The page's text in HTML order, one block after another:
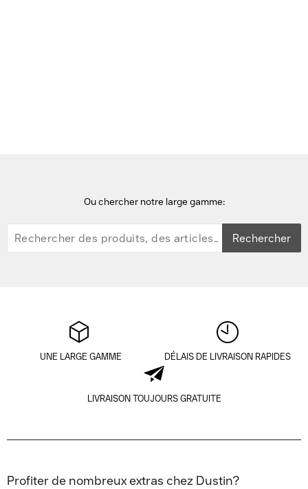
Ou chercher notre large gamme:
Rechercher
UNE LARGE GAMME DÉLAIS DE LIVRAISON RAPIDES
LIVRAISON TOUJOURS GRATUITE
Profiter de nombreux extras chez Dustin?